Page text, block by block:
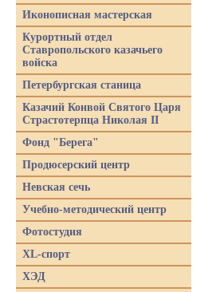
Иконописная мастерская
Курортный отдел
Ставропольского казачьего
войска
Петербургская станица
Казачий Конвой Святого Царя
Страстотерпца Николая II
Фонд "Берега"
Продюсерский центр
Невская сечь
Учебно-методический центр
Фотостудия
XL-спорт
ХЭД